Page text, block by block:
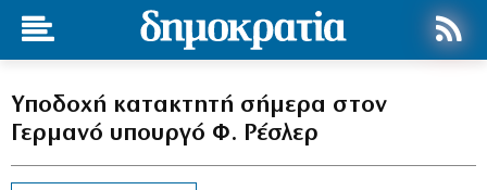
Υποδοχή κατακτητή σήμερα στον
Γερμανό υπουργό Φ. Ρέσλερ